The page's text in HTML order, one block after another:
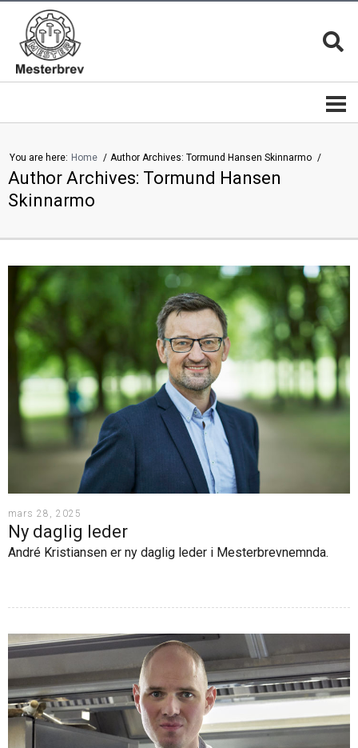
Mesterbrevnemnda
Mestermerket
er
beskyttet
Kontakt
oss
Karriere
Nyheter
Mestere
grunner
alltid en
Mestere
MESTER
Mesterbrevnemndas
årsrapporter
Mestertittelen
i
markedsføring
Årsavgift
Bli
Mesterbrev
Mesterfagene
|
Studieplaner
mesterbrev
Søknadsskjema
stilte
You are here: Home Author Archives: Tormund Hansen Skinnarmo
Author Archives: Tormund Hansen
Skinnarmo
mars 28, 2025
Ny daglig leder
André Kristiansen er ny daglig leder i Mesterbrevnemnda.